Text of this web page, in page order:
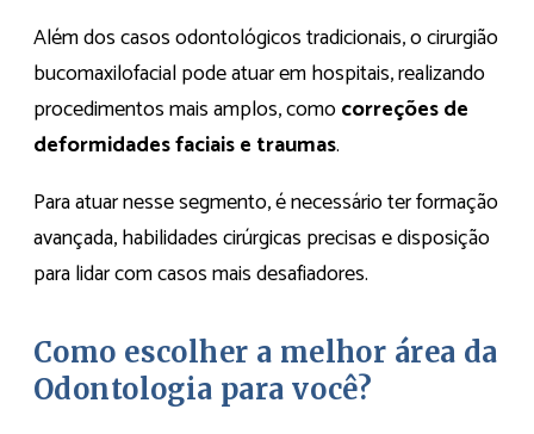
Além dos casos odontológicos tradicionais, o cirurgião
bucomaxilofacial pode atuar em hospitais, realizando
procedimentos mais amplos, comocorreções de
deformidades faciais e traumas.
Para atuar nesse segmento, é necessário ter formação
avançada, habilidades cirúrgicas precisas e disposição
para lidar com casos mais desafiadores.
Como escolher a melhor área da
Odontologia para você?